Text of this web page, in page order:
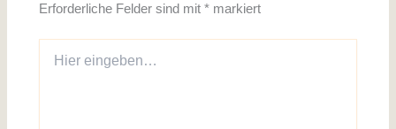
Erforderliche Felder sind mit* markiert
eingeben…